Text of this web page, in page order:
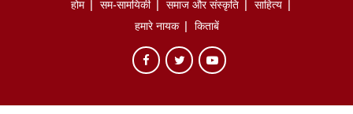
होम सम-सामयिकी समाज और संस्कृति
साहित्‍य
हमारे नायक
किताबें